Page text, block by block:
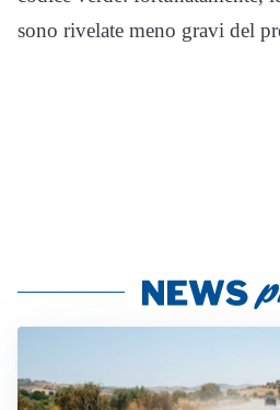
sono rivelate meno gravi del